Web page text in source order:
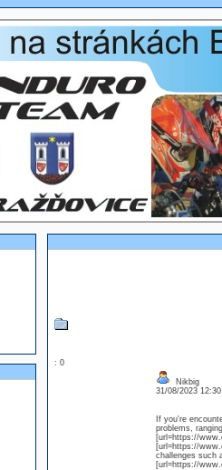
: 0
Nikbig
31/08/2023
If you're
problems,
[url=https://
[url=https://
challenges such
[url=https://